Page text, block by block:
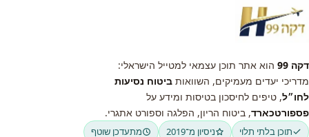
דקה 99
הוא אתר תוכן עצמאי למטייל הישראלי:
מדריכי יעדים מעמיקים, השוואות ביטוח נסיעות
לחו״ל, טיפים לחיסכון בטיסות ומידע על
פספורטכארד, ביטוח הריון, הפלגה וספורט אתגרי.
תוכן בלתי תלוי ניסיון מ־2019 מתעדכן שוטף